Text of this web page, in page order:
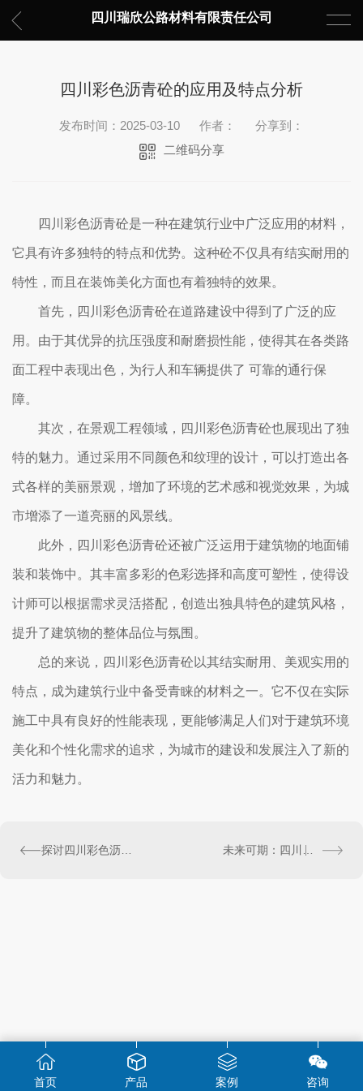
四川瑞欣公路材料有限责任公司
四川彩色沥青砼的应用及特点分析
发布时间：2025-03-10 作者：
分享到：
二维码分享
四川彩色沥青砼是一种在建筑行业中广泛应用的材料，
它具有许多独特的特点和优势。这种砼不仅具有结实耐用的
特性，而且在装饰美化方面也有着独特的效果。
首先，四川彩色沥青砼在道路建设中得到了广泛的应
用。由于其优异的抗压强度和耐磨损性能，使得其在各类路
面工程中表现出色，为行人和车辆提供了 可靠的通行保
障。
其次，在景观工程领域，四川彩色沥青砼也展现出了独
特的魅力。通过采用不同颜色和纹理的设计，可以打造出各
式各样的美丽景观，增加了环境的艺术感和视觉效果，为城
市增添了一道亮丽的风景线。
此外，四川彩色沥青砼还被广泛运用于建筑物的地面铺
装和装饰中。其丰富多彩的色彩选择和高度可塑性，使得设
计师可以根据需求灵活搭配，创造出独具特色的建筑风格，
提升了建筑物的整体品位与氛围。
总的来说，四川彩色沥青砼以其结实耐用、美观实用的
特点，成为建筑行业中备受青睐的材料之一。它不仅在实际
施工中具有良好的性能表现，更能够满足人们对于建筑环境
美化和个性化需求的追求，为城市的建设和发展注入了新的
活力和魅力。
首页 产品 案例 咨询